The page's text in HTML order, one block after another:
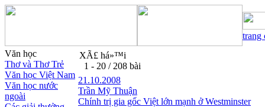
trang
Văn học
Thơ và Thơ Trẻ
Văn học Việt Nam
Văn học nước
ngoài
XÃ£ há»™i
1 - 20 / 208 bài
21.10.2008
Trần Mỹ Thuận
Chính trị gia gốc Việt lớn mạnh ở Westminster